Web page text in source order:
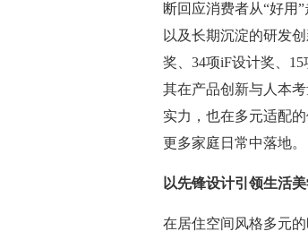
断回应消费者从“好用
以及长期沉淀的研发
奖、34项iF设计奖、
其在产品创新与人本
实力，也在多元适配
更多家庭日常中落地。
以先锋设计引领生活
在居住空间风格多元